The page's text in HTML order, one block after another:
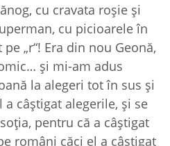
cu cravata roşie şi
cu picioarele în
„r“! Era din nou Geonă,
şi mi-am adus
la alegeri tot în sus şi
câştigat alegerile, şi se
pentru că a câştigat
români căci el a câstigat